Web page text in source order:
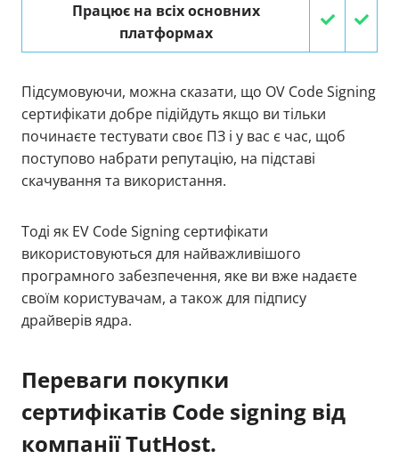
Працює на всіх основних
платформах
Підсумовуючи, можна сказати, що OV Code Signing
сертифікати добре підійдуть якщо ви тільки
починаєте тестувати своє ПЗ і у вас є час, щоб
поступово набрати репутацію, на підставі
скачування та використання.
Тоді як EV Code Signing сертифікати
використовуються для найважливішого
програмного забезпечення, яке ви вже надаєте
своїм користувачам, а також для підпису
драйверів ядра.
Переваги покупки
сертифікатів Code signing від
компанії TutHost.